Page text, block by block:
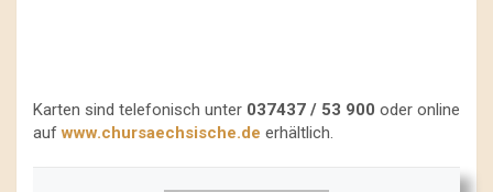
Karten sind telefonisch unter 037437 / 53 900 oder online
aufwww.chursaechsische.de erhältlich.